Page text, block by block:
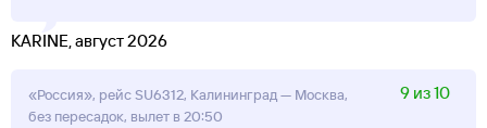
KARINE, август 2026
«Россия», рейс SU6312, Калининград — Москва,
без пересадок, вылет в 20:50
9 из 10